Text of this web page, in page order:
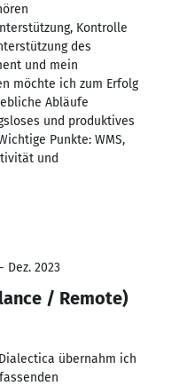
Kontrolle
des
und mein
möchte ich zum Erfolg
Abläufe
und produktives
Punkte: WMS,
und
Dez. 2023
/ Remote)
übernahm ich